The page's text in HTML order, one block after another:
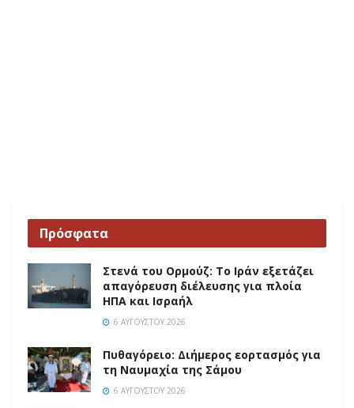
Πρόσφατα
Στενά του Ορμούζ: Το Ιράν εξετάζει
απαγόρευση διέλευσης για πλοία
ΗΠΑ και Ισραήλ
6 ΑΥΓΟΎΣΤΟΥ 2026
Πυθαγόρειο: Διήμερος εορτασμός για
τη Ναυμαχία της Σάμου
6 ΑΥΓΟΎΣΤΟΥ 2026